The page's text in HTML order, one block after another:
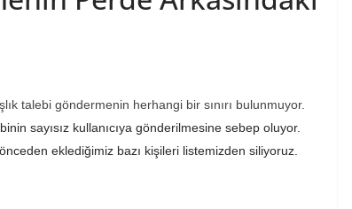
talebi göndermenin herhangi bir sınırı bulunmuyor.
sayısız kullanıcıya gönderilmesine sebep oluyor.
eklediğimiz bazı kişileri listemizden siliyoruz.